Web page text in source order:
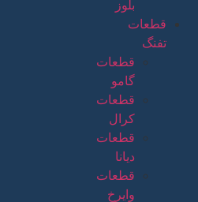
بلوز
قطعات
تفنگ
قطعات
گامو
قطعات
کرال
قطعات
دیانا
قطعات
وایرخ